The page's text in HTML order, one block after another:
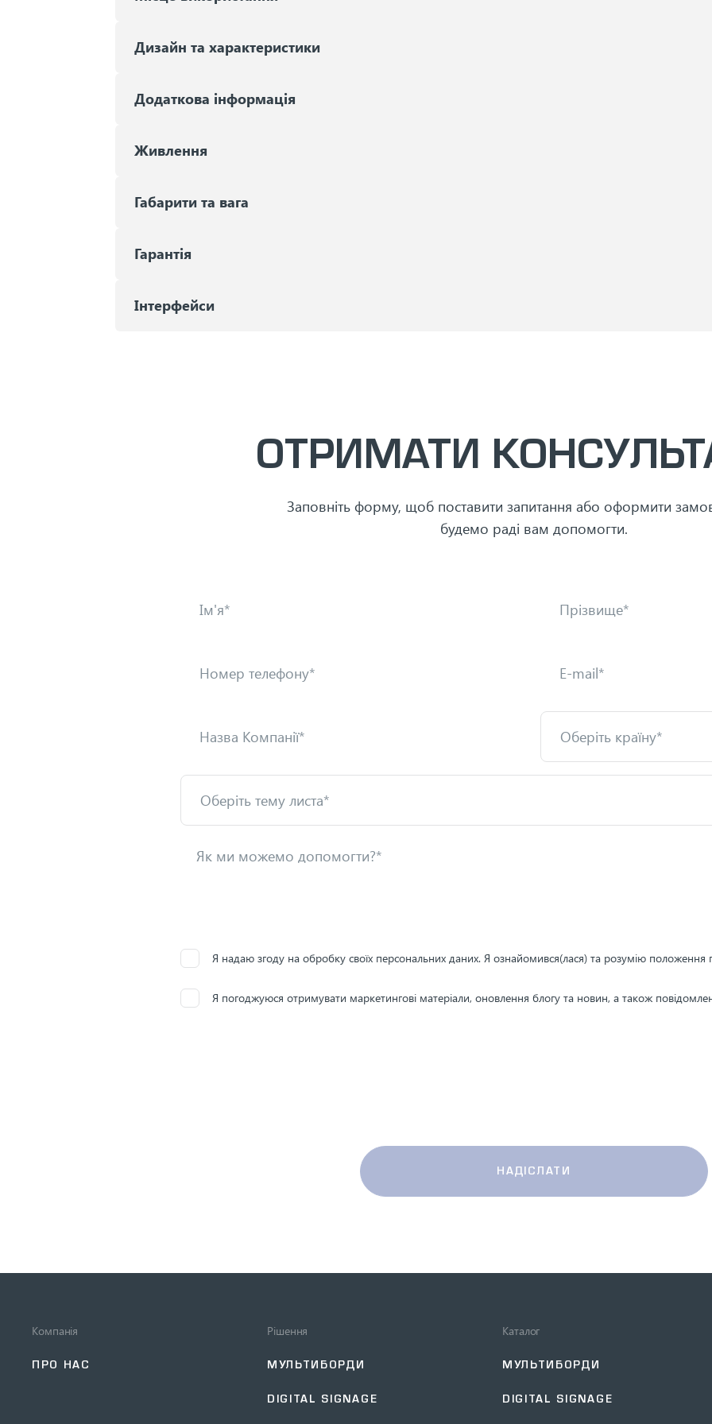
Дизайн та характеристики
Додаткова інформація
Живлення
Габарити та вага
Гарантія
Iнтерфейси
ОТРИМАТИ
Заповніть форму, щоб поставити запитання або оформити
будемо раді вам допомогти.
Я надаю згоду на обробку своїх персональних даних. Я ознайомився(лася) та розумію положення
Я погоджуюся отримувати маркетингові матеріали, оновлення блогу та новин, а також
НАДІСЛАТИ
Компанія
ПРО НАС
Рішення
МУЛЬТИБОРДИ
DIGITAL SIGNAGE
Каталог
МУЛЬТИБОРДИ
DIGITAL SIGNAGE